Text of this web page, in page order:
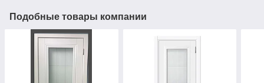
Подобные товары компании